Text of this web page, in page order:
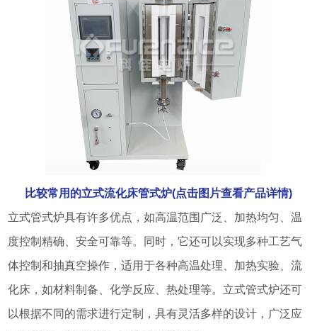
比较常用的立式流化床管式炉(点击图片查看产品详情)
立式管式炉具有许多优点，如高温范围广泛、加热均匀、温
度控制精确、安全可靠等。同时，它还可以实现多种工艺气
体控制和抽真空操作，适用于各种高温处理、加热实验、流
化床，如材料制备、化学反应、热处理等。立式管式炉还可
以根据不同的需求进行定制，具有灵活多样的设计，广泛应